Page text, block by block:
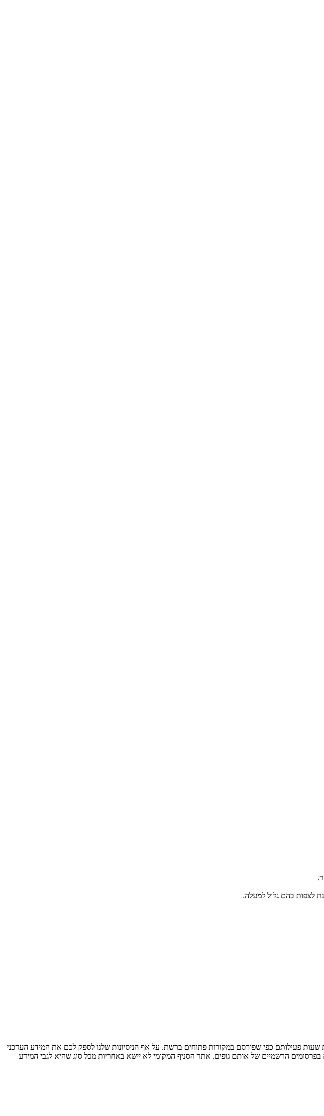
לצפות בהם גלול למעלה.
פעילותם כפי שפורסם במקורות פתוחים ברשת. על אף הניסיונות שלנו לספק לכם את המידע העדכני
הרשמיים של אותם גופים. אתר הסניף המקומי לא יישא באחריות מכל סוג שהיא לגבי המידע